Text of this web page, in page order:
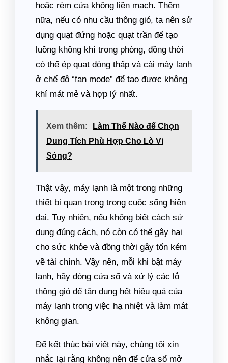
hoặc rèm cửa không liền mạch. Thêm
nữa, nếu có nhu cầu thông gió, ta nên sử
dụng quạt đứng hoặc quạt trần để tạo
luồng không khí trong phòng, đồng thời
có thể ép quạt dòng thấp và cài máy lạnh
ở chế độ “fan mode” để tạo được không
khí mát mẻ và hợp lý nhất.
Xem thêm:
Làm Thế Nào để Chọn
Dung Tích Phù Hợp Cho Lò Vi
Sóng?
Thật vậy, máy lạnh là một trong những
thiết bị quan trọng trong cuộc sống hiện
đại. Tuy nhiên, nếu không biết cách sử
dụng đúng cách, nó còn có thể gây hại
cho sức khỏe và đồng thời gây tốn kém
về tài chính. Vậy nên, mỗi khi bật máy
lạnh, hãy đóng cửa sổ và xử lý các lỗ
thông gió để tận dụng hết hiệu quả của
máy lạnh trong việc hạ nhiệt và làm mát
không gian.
Để kết thúc bài viết này, chúng tôi xin
nhắc lại rằng không nên để cửa sổ mở